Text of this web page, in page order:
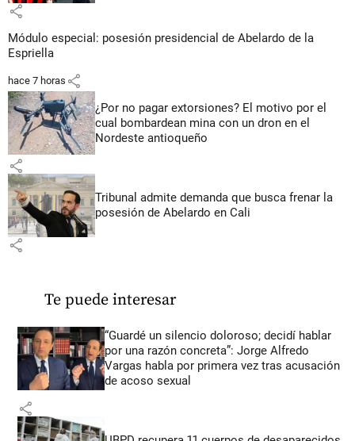
share
Módulo especial: posesión presidencial de Abelardo de la
Espriella
hace 7 horas share
¿Por no pagar extorsiones? El motivo por el
cual bombardean mina con un dron en el
Nordeste antioqueño
share
Tribunal admite demanda que busca frenar la
posesión de Abelardo en Cali
share
Te puede interesar
“Guardé un silencio doloroso; decidí hablar
por una razón concreta”: Jorge Alfredo
Vargas habla por primera vez tras acusación
de acoso sexual
share